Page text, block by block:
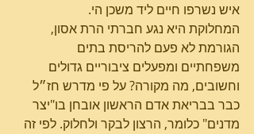
איש נשרפו חיים ליד משכן הי.
המחלוקת היא נגע חברתי הרת אסון,
הגורמת לא פעם להריסת בתים
משפחתיים ומפעלים ציבוריים גדולים
וחשובים, מה מקורה? על פי מדרש חז״ל
כבר בבריאת אדם הראשון אובחן בו"יצר
מדנים" כלומר, הרצון לבקר ולחלוק. לפי זה